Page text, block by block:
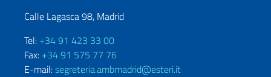
Calle Lagasca 98, Madrid
Tel: +34 91 423 33 00
Fax: +34 91 575 77 76
E-mail:segreteria.ambmadrid@esteri.it